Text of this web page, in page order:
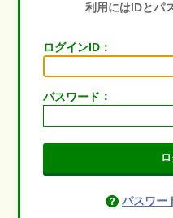
利用にはIDとパ
ログインID ：
パスワード ：
パスワー